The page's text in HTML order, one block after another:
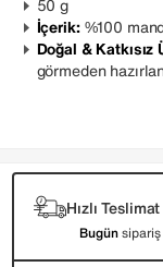
50 g
İçerik: %100
Doğal & Katkısız
görmeden
Hızlı Teslimat
Bugün